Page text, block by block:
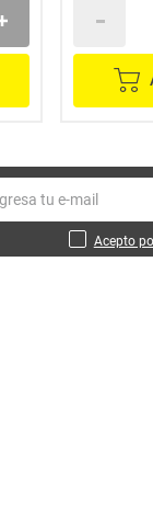
Acepto